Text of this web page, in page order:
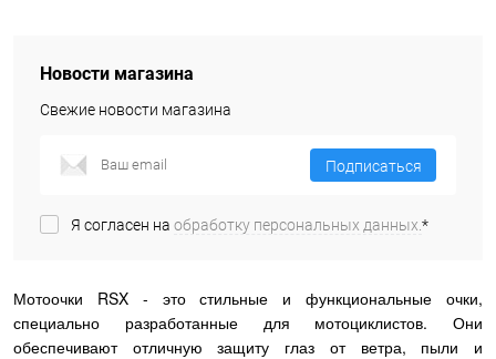
Новости магазина
Свежие новости магазина
Подписаться
Я согласен на обработку персональных данных.*
Мотоочки RSX - это стильные и функциональные очки,
специально разработанные для мотоциклистов. Они
обеспечивают отличную защиту глаз от ветра, пыли и